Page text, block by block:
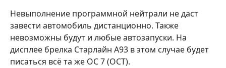
Невыполнение программной нейтрали не даст
завести автомобиль дистанционно. Также
невозможны будут и любые автозапуски. На
дисплее брелка Старлайн А93 в этом случае будет
писаться всё та же ОС 7 (ОСТ).